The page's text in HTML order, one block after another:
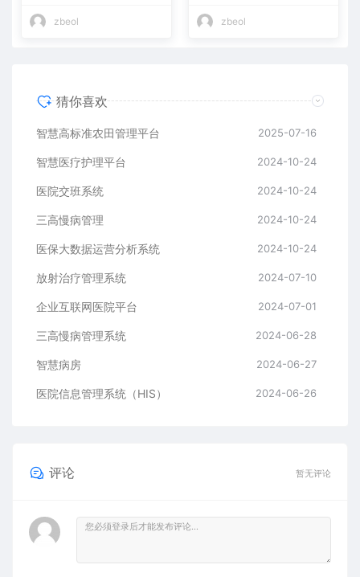
zbeol zbeol
猜你喜欢
智慧高标准农田管理平台 2025-07-16
智慧医疗护理平台 2024-10-24
医院交班系统 2024-10-24
三高慢病管理 2024-10-24
医保大数据运营分析系统 2024-10-24
放射治疗管理系统 2024-07-10
企业互联网医院平台 2024-07-01
三高慢病管理系统 2024-06-28
智慧病房 2024-06-27
医院信息管理系统（HIS） 2024-06-26
评论 暂无评论